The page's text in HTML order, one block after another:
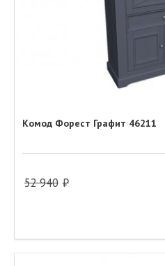
Комод Форест Графит 46211
52 940